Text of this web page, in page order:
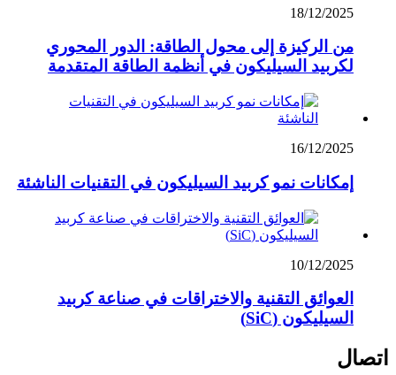
18/12/2025
من الركيزة إلى محول الطاقة: الدور المحوري
لكربيد السيليكون في أنظمة الطاقة المتقدمة
16/12/2025
إمكانات نمو كربيد السيليكون في التقنيات الناشئة
10/12/2025
العوائق التقنية والاختراقات في صناعة كربيد
السيليكون (SiC)
اتصال